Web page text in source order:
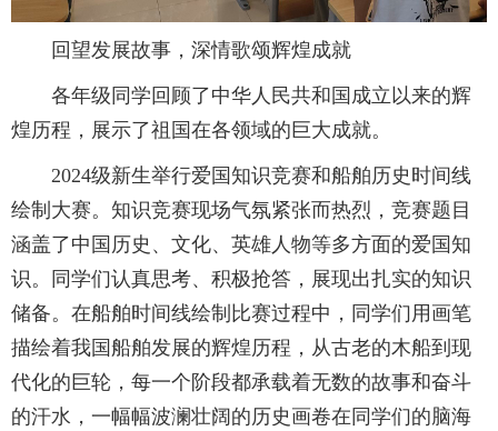
回望发展故事，深情歌颂辉煌成就
各年级同学回顾了中华人民共和国成立以来的辉
煌历程，展示了祖国在各领域的巨大成就。
2024级新生举行爱国知识竞赛和船舶历史时间线
绘制大赛。知识竞赛现场气氛紧张而热烈，竞赛题目
涵盖了中国历史、文化、英雄人物等多方面的爱国知
识。同学们认真思考、积极抢答，展现出扎实的知识
储备。在船舶时间线绘制比赛过程中，同学们用画笔
描绘着我国船舶发展的辉煌历程，从古老的木船到现
代化的巨轮，每一个阶段都承载着无数的故事和奋斗
的汗水，一幅幅波澜壮阔的历史画卷在同学们的脑海